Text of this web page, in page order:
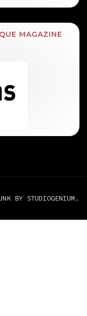
MAGAZINE
BY STUDIOGENIUM .